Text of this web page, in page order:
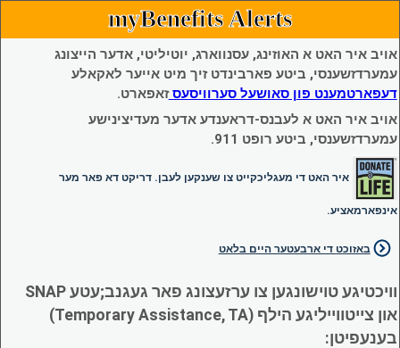
myBenefits Alerts
אויב איר האט א האוזינג, עסנווארג, יוטיליטי, אדער הייצונג
עמערדזשענסי, ביטע פארבינדט זיך מיט אייער לאקאלע
דעפארטמענט פון סאושעל סערוויסעסזאפארט.
אויב איר האט א לעבנס-דראענדע אדער מעדיצינישע
עמערדזשענסי, ביטע רופט 911.
איר האט די מעגליכקייט צו שענקען לעבן. דריקט דא פאר מער
אינפארמאציע.
באזוכט די ארבעטער היים בלאט
וויכטיגע טוישונגען צו ערזעצונג פאר געגנב;עטע SNAP
און צייטווייליגע הילף (Temporary Assistance, TA)
בענעפיטן: